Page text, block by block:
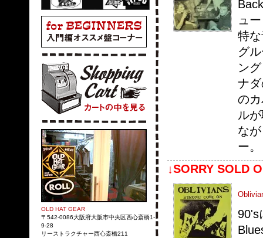
OLD HAT GEAR
〒542-0086大阪府大阪市中央区西心斎橋1-
9-28
リーストラクチャー西心斎橋211
ュ
特
グ
ン
ナ
の
ル
な
ー。
↓SORRY SOLD
90's